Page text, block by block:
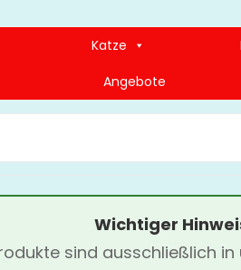
Katze
Angebote
Wichtiger
sind ausschließlich